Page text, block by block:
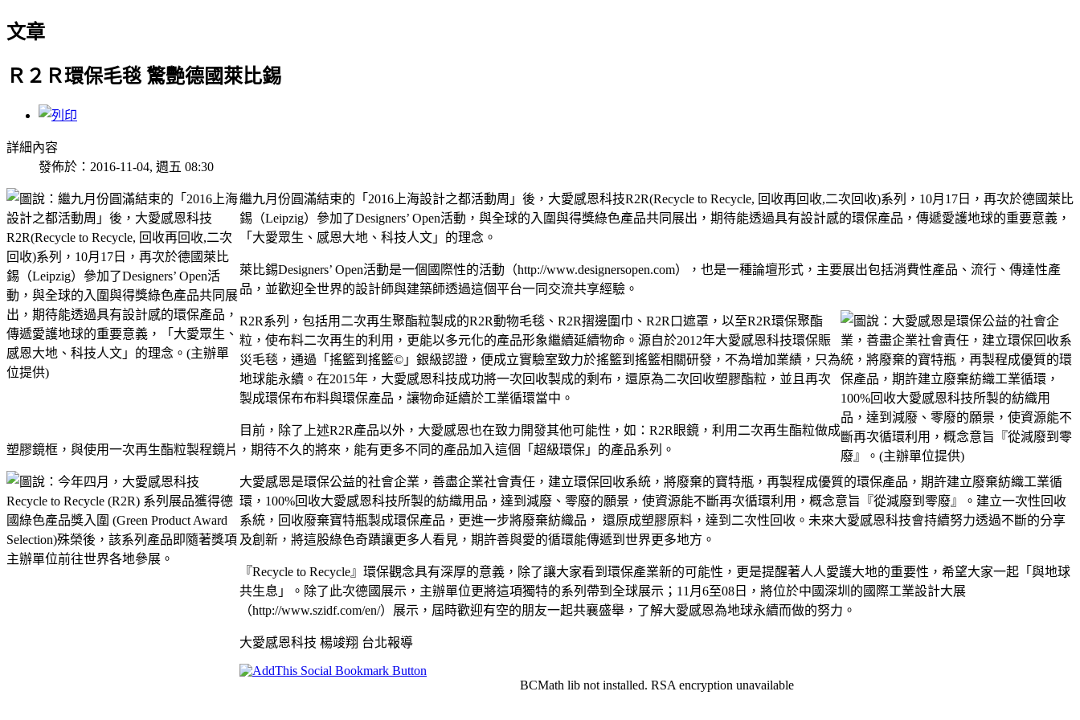
文章
Ｒ２Ｒ環保毛毯 驚艷德國萊比錫
詳細內容
發佈於：2016-11-04, 週五 08:30
繼九月份圓滿結束的「2016上海設計之都活動周」後，大愛感恩科技R2R(Recycle to Recycle, 回收再回收,二次回收)系列，10月17日，再次於德國萊比
錫（Leipzig）參加了Designers’ Open活動，與全球的入圍與得獎綠色產品共同展出，期待能透過具有設計感的環保產品，傳遞愛護地球的重要意義，
「大愛眾生、感恩大地、科技人文」的理念。
萊比錫Designers’ Open活動是一個國際性的活動（http://www.designersopen.com），也是一種論壇形式，主要展出包括消費性產品、流行、傳達性產
品，並歡迎全世界的設計師與建築師透過這個平台一同交流共享經驗。
R2R系列，包括用二次再生聚酯粒製成的R2R動物毛毯、R2R摺邊圍巾、R2R口遮罩，以至R2R環保聚酯
粒，使布料二次再生的利用，更能以多元化的產品形象繼續延續物命。源自於2012年大愛感恩科技環保賑
災毛毯，通過「搖籃到搖籃©」銀級認證，便成立實驗室致力於搖籃到搖籃相關研發，不為增加業績，只為
地球能永續。在2015年，大愛感恩科技成功將一次回收製成的剩布，還原為二次回收塑膠酯粒，並且再次
製成環保布布料與環保產品，讓物命延續於工業循環當中。
目前，除了上述R2R產品以外，大愛感恩也在致力開發其他可能性，如：R2R眼鏡，利用二次再生酯粒做成
塑膠鏡框，與使用一次再生酯粒製程鏡片，期待不久的將來，能有更多不同的產品加入這個「超級環保」的產品系列。
大愛感恩是環保公益的社會企業，善盡企業社會責任，建立環保回收系統，將廢棄的寶特瓶，再製程成優質的環保產品，期許建立廢棄紡織工業循
環，100%回收大愛感恩科技所製的紡織用品，達到減廢、零廢的願景，使資源能不斷再次循環利用，概念意旨『從減廢到零廢』。建立一次性回收
系統，回收廢棄寶特瓶製成環保產品，更進一步將廢棄紡織品， 還原成塑膠原料，達到二次性回收。未來大愛感恩科技會持續努力透過不斷的分享
及創新，將這股綠色奇蹟讓更多人看見，期許善與愛的循環能傳遞到世界更多地方。
『Recycle to Recycle』環保觀念具有深厚的意義，除了讓大家看到環保產業新的可能性，更是提醒著人人愛護大地的重要性，希望大家一起「與地球
共生息」。除了此次德國展示，主辦單位更將這項獨特的系列帶到全球展示；11月6至08日，將位於中國深圳的國際工業設計大展
（http://www.szidf.com/en/）展示，屆時歡迎有空的朋友一起共襄盛舉，了解大愛感恩為地球永續而做的努力。
大愛感恩科技 楊竣翔 台北報導
BCMath lib not installed. RSA encryption unavailable